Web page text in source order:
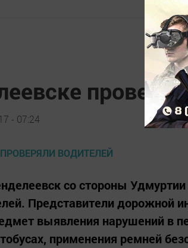
- 07:24
со стороны Удмуртии
Представители дорожной
выявления нарушений в
применения ремней